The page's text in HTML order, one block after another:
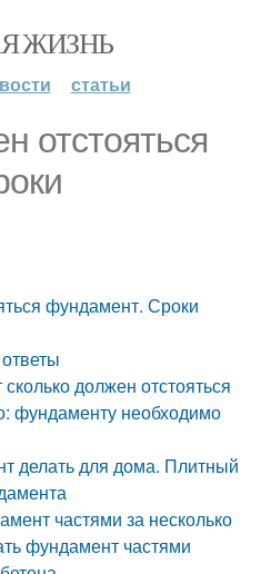
ЖИЗНЬ
статьи
отстояться
фундамент. Сроки
должен отстояться
фундаменту необходимо
делать для дома. Плитный
частями за несколько
фундамент частями